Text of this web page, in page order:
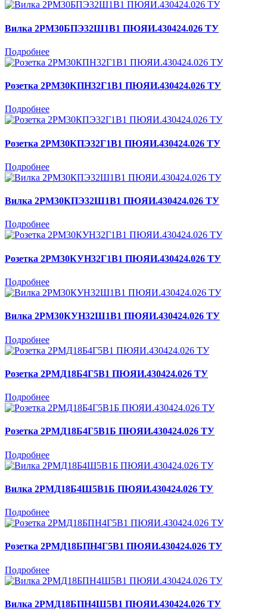
Вилка 2РМ30БПЭ32Ш1В1 ПЮЯИ.430424.026 ТУ
Подробнее
Розетка 2РМ30КПН32Г1В1 ПЮЯИ.430424.026 ТУ
Подробнее
Розетка 2РМ30КПЭ32Г1В1 ПЮЯИ.430424.026 ТУ
Подробнее
Вилка 2РМ30КПЭ32Ш1В1 ПЮЯИ.430424.026 ТУ
Подробнее
Розетка 2РМ30КУН32Г1В1 ПЮЯИ.430424.026 ТУ
Подробнее
Вилка 2РМ30КУН32Ш1В1 ПЮЯИ.430424.026 ТУ
Подробнее
Розетка 2РМД18Б4Г5В1 ПЮЯИ.430424.026 ТУ
Подробнее
Розетка 2РМД18Б4Г5В1Б ПЮЯИ.430424.026 ТУ
Подробнее
Вилка 2РМД18Б4Ш5В1Б ПЮЯИ.430424.026 ТУ
Подробнее
Розетка 2РМД18БПН4Г5В1 ПЮЯИ.430424.026 ТУ
Подробнее
Вилка 2РМД18БПН4Ш5В1 ПЮЯИ.430424.026 ТУ